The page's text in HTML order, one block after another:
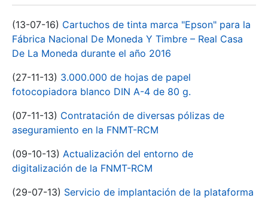
(13-07-16) Cartuchos de tinta marca "Epson" para la
Fábrica Nacional De Moneda Y Timbre – Real Casa
De La Moneda durante el año 2016
(27-11-13) 3.000.000 de hojas de papel
fotocopiadora blanco DIN A-4 de 80 g.
(07-11-13) Contratación de diversas pólizas de
aseguramiento en la FNMT-RCM
(09-10-13) Actualización del entorno de
digitalización de la FNMT-RCM
(29-07-13) Servicio de implantación de la plataforma